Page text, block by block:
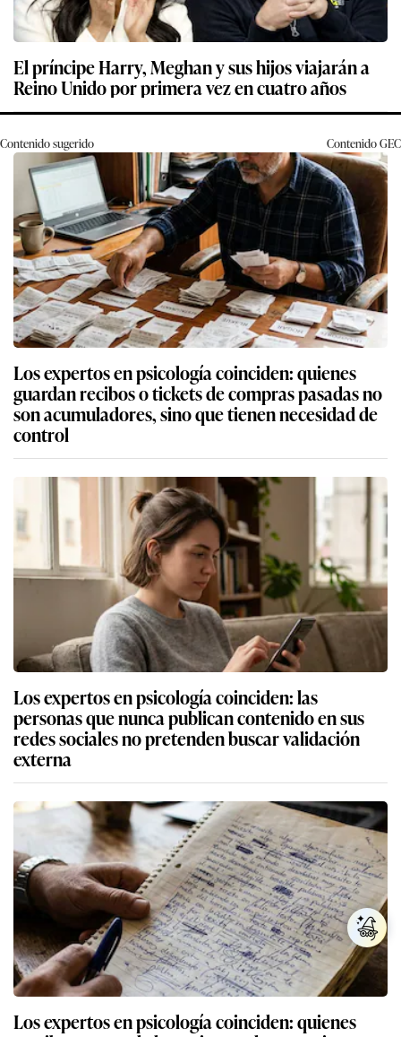
El príncipe Harry, Meghan y sus hijos viajarán a
Reino Unido por primera vez en cuatro años
Contenido sugerido ContenidoGEC
Los expertos en psicología coinciden: quienes
guardan recibos o tickets de compras pasadas no
son acumuladores, sino que tienen necesidad de
control
Los expertos en psicología coinciden: las
personas que nunca publican contenido en sus
redes sociales no pretenden buscar validación
externa
Los expertos en psicología coinciden: quienes